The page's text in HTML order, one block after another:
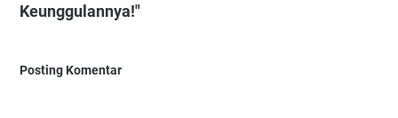
Keunggulannya!"
Posting Komentar